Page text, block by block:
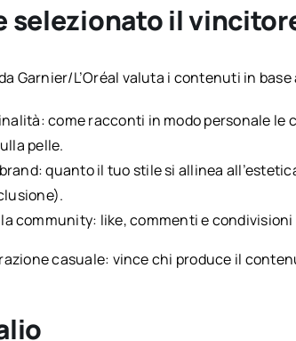
selezionato il
Garnier/L’Oréal valuta i contenuti in
come racconti in modo personale
pelle.
quanto il tuo stile si allinea
community: like, commenti e
casuale: vince chi produce il